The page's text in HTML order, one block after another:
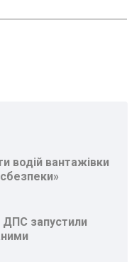
водій вантажівки
запустили